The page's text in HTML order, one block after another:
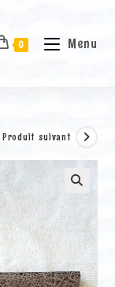
0 Menu
Produit suivant